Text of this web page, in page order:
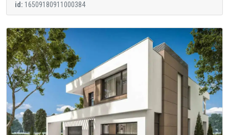
id: 16509180911000384